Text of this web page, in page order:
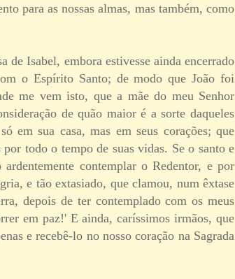
para as nossas almas, mas também, como
de Isabel, embora estivesse ainda encerrado
o Espírito Santo; de modo que João foi
me vem isto, que a mãe do meu Senhor
de quão maior é a sorte daqueles
em sua casa, mas em seus corações; que
todo o tempo de suas vidas. Se o santo e
contemplar o Redentor, e por
e tão extasiado, que clamou, num êxtase
depois de ter contemplado com os meus
em paz!' E ainda, caríssimos irmãos, que
e recebê-lo no nosso coração na Sagrada